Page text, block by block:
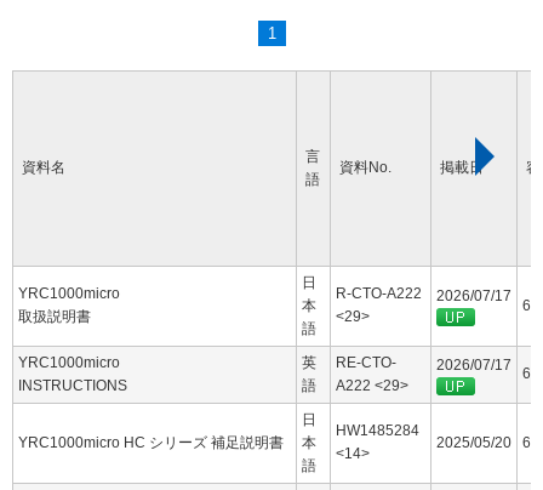
1
資料名
言
語
資料No. 掲載日
YRC1000micro
取扱説明書
日
本
語
R-CTO-A222
<29>
2026/07/17
YRC1000micro
INSTRUCTIONS
英
語
RE-CTO-
A222 <29>
2026/07/17
YRC1000micro HC シリーズ 補足説明書
日
本
語
HW1485284
<14>
2025/05/20